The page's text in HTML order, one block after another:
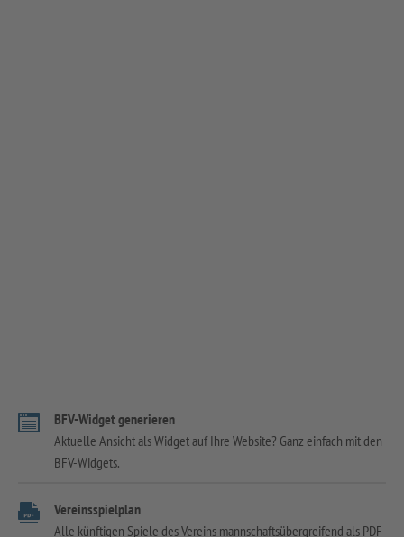
BFV-Widget generieren
Aktuelle Ansicht als Widget auf Ihre Website? Ganz einfach mit den
BFV-Widgets.
Vereinsspielplan
Alle künftigen Spiele des Vereins mannschaftsübergreifend als PDF